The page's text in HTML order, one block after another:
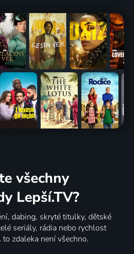
všechny
Lepší.TV?
dabing, skryté titulky, dětské
seriály, rádia nebo rychlost
to zdaleka není všechno.